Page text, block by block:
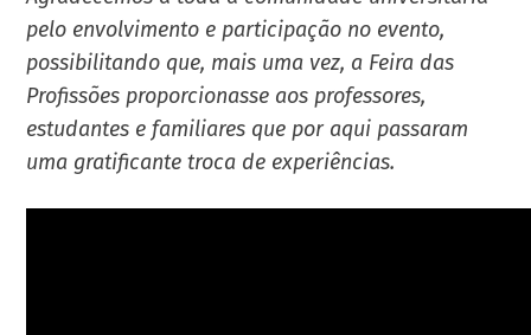
pelo envolvimento e participação no evento,
possibilitando que, mais uma vez, a Feira das
Profissões proporcionasse aos professores,
estudantes e familiares que por aqui passaram
uma gratificante troca de experiências.